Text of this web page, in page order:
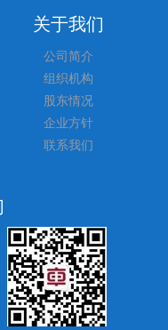
关于我们
公司简介
组织机构
股东情况
企业方针
联系我们